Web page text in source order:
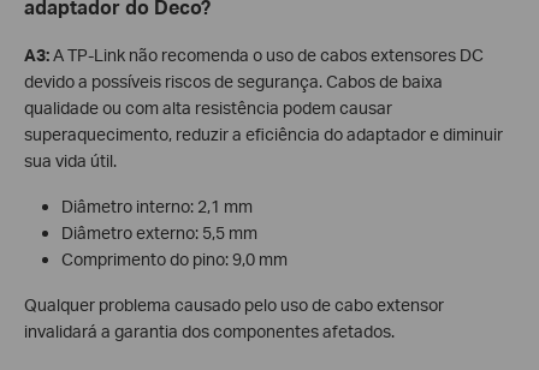
adaptador do Deco?
A3:A TP-Link não recomenda o uso de cabos extensores DC
devido a possíveis riscos de segurança. Cabos de baixa
qualidade ou com alta resistência podem causar
superaquecimento, reduzir a eficiência do adaptador e diminuir
sua vida útil.
Diâmetro interno: 2,1 mm
Diâmetro externo: 5,5 mm
Comprimento do pino: 9,0 mm
Qualquer problema causado pelo uso de cabo extensor
invalidará a garantia dos componentes afetados.